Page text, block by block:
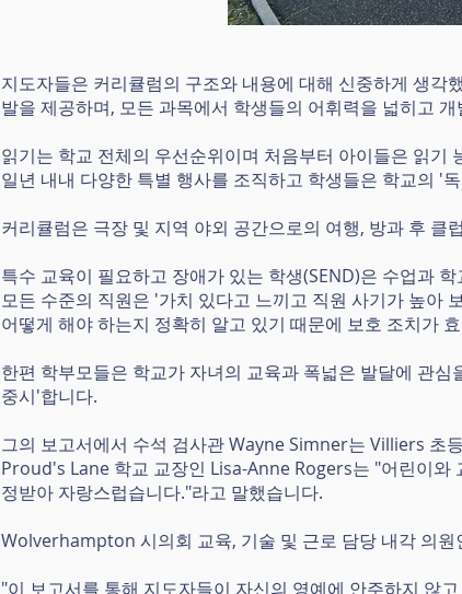
지도자들은 커리큘럼의 구조와 내용에 대해 신중하게 생
발을 제공하며, 모든 과목에서 학생들의 어휘력을 넓히고
읽기는 학교 전체의 우선순위이며 처음부터 아이들은 읽기
일년 내내 다양한 특별 행사를 조직하고 학생들은 학교의 '
커리큘럼은 극장 및 지역 야외 공간으로의 여행, 방과 후 클
특수 교육이 필요하고 장애가 있는 학생(SEND)은 수업과
모든 수준의 직원은 '가치 있다고 느끼고 직원 사기가 높아
어떻게 해야 하는지 정확히 알고 있기 때문에 보호 조치가
한편 학부모들은 학교가 자녀의 교육과 폭넓은 발달에 관
중시'합니다.
그의 보고서에서 수석 검사관 Wayne Simner는 Villiers 초
Proud's Lane 학교 교장인 Lisa-Anne Rogers는 "어린이와
정받아 자랑스럽습니다."라고 말했습니다.
Wolverhampton 시의회 교육, 기술 및 근로 담당 내각 의
"이 보고서를 통해 지도자들이 자신의 영예에 안주하지 않